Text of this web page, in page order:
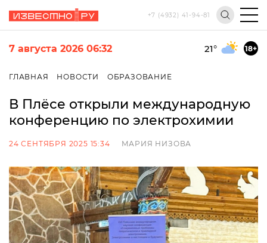
+7 (4932) 41-94-81
7 августа 2026 06:32 21° 18+
ГЛАВНАЯ НОВОСТИ ОБРАЗОВАНИЕ
В Плёсе открыли международную
конференцию по электрохимии
24 СЕНТЯБРЯ 2025 15:34 МАРИЯ НИЗОВА